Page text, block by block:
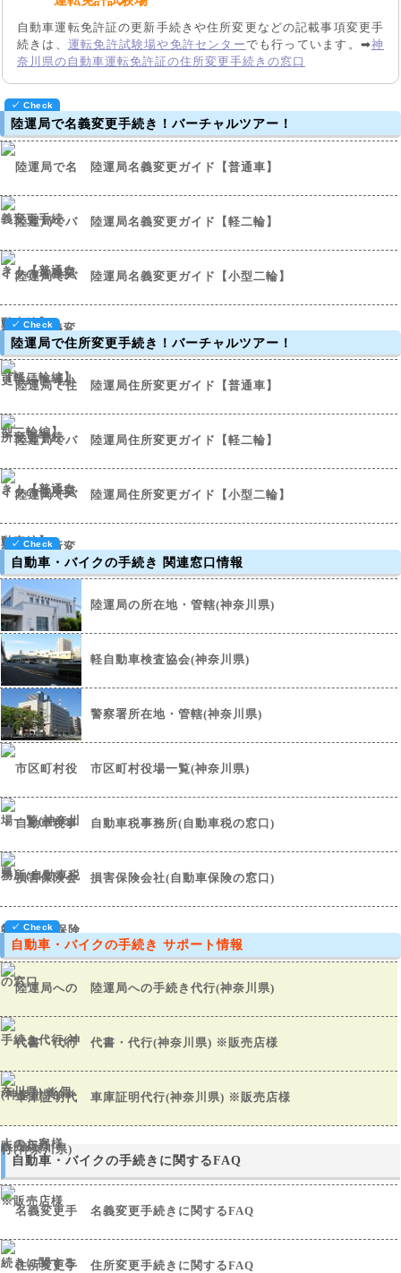
自動車運転免許証の更新手続きや住所変更などの記載事項変更手
続きは、 運転免許試験場や免許センターでも行っています。➡神
奈川県の自動車運転免許証の住所変更手続きの窓口
陸運局で名義変更手続き！バーチャルツアー！
陸運局名義変更ガイド【普通車】
陸運局名義変更ガイド【軽二輪】
陸運局名義変更ガイド【小型二輪】
陸運局で住所変更手続き！バーチャルツアー！
陸運局住所変更ガイド【普通車】
陸運局住所変更ガイド【軽二輪】
陸運局住所変更ガイド【小型二輪】
自動車・バイクの手続き 関連窓口情報
陸運局の所在地・管轄(神奈川県)
軽自動車検査協会(神奈川県)
警察署所在地・管轄(神奈川県)
市区町村役場一覧(神奈川県)
自動車税事務所(自動車税の窓口)
損害保険会社(自動車保険の窓口)
自動車・バイクの手続き サポート情報
陸運局への手続き代行(神奈川県)
代書・代行(神奈川県) ※販売店様
車庫証明代行(神奈川県) ※販売店様
自動車・バイクの手続きに関するFAQ
名義変更手続きに関するFAQ
住所変更手続きに関するFAQ